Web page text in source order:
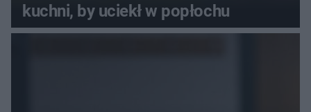
kuchni, by uciekł w popłochu